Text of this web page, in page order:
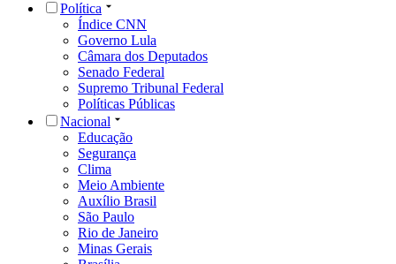
Política
Índice CNN
Governo Lula
Câmara dos Deputados
Senado Federal
Supremo Tribunal Federal
Políticas Públicas
Nacional
Educação
Segurança
Clima
Meio Ambiente
Auxílio Brasil
São Paulo
Rio de Janeiro
Minas Gerais